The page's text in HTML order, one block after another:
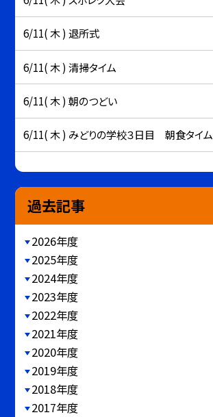
6/11( 木 ) 退所式
6/11( 木 ) 清掃タイム
6/11( 木 ) 朝のつどい
6/11( 木 ) みどりの学校３日目 朝食タイム
過去記事
2026年度
2025年度
2024年度
2023年度
2022年度
2021年度
2020年度
2019年度
2018年度
2017年度